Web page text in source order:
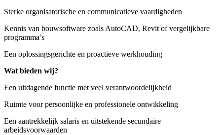
Sterke organisatorische en communicatieve vaardigheden
Kennis van bouwsoftware zoals AutoCAD, Revit of vergelijkbare
programma’s
Een oplossingsgerichte en proactieve werkhouding
Wat bieden wij?
Een uitdagende functie met veel verantwoordelijkheid
Ruimte voor persoonlijke en professionele ontwikkeling
Een aantrekkelijk salaris en uitstekende secundaire
arbeidsvoorwaarden